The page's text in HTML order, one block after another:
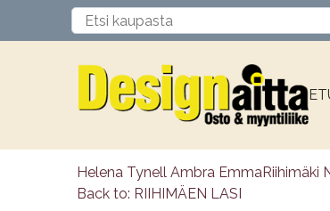
Helena Tynell Ambra EmmaRiihimäki
Back to: RIIHIMÄEN LASI